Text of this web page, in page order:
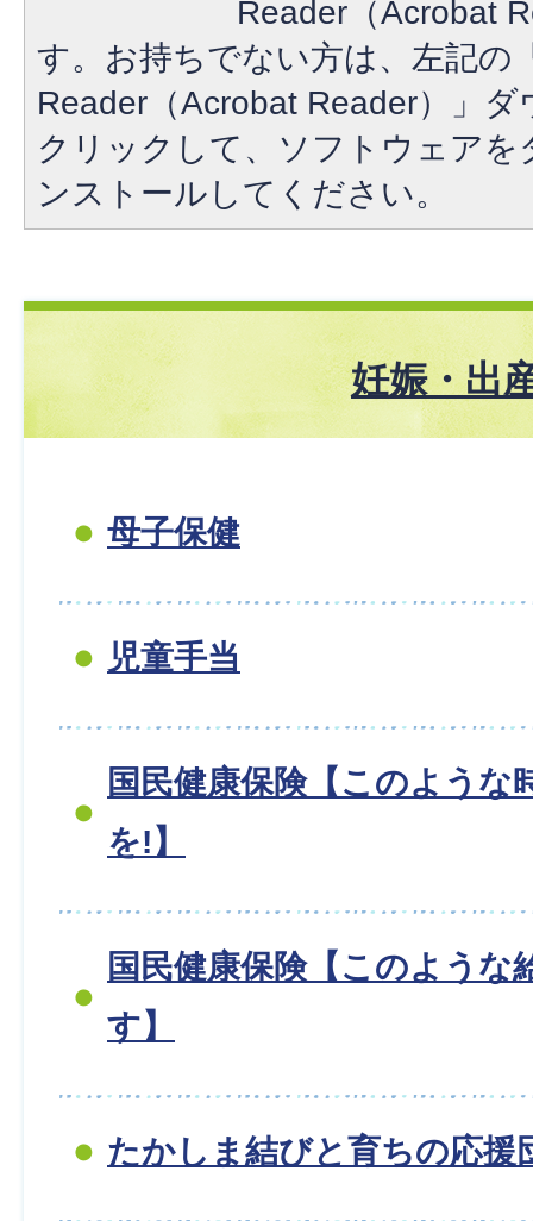
Reader（Acrobat
す。お持ちでない方は、左記の
Reader（Acrobat Reader）」
クリックして、ソフトウェア
ンストールしてください。
妊娠・出
母子保健
児童手当
国民健康保険【このような
を!】
国民健康保険【このような
す】
たかしま結びと育ちの応援